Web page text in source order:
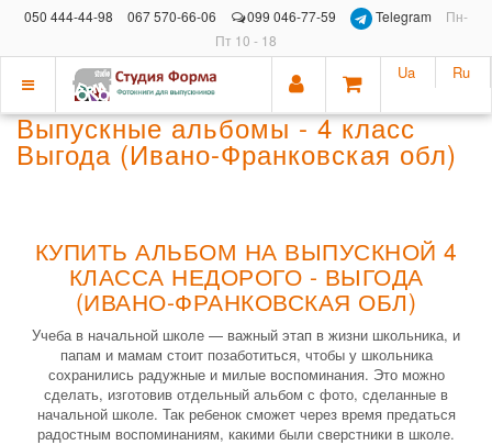
050 444-44-98 067 570-66-06 099 046-77-59 Telegram
Пн-
Пт 10 - 18
Показать
меню
Ua Ru
Выпускные альбомы - 4 класс
Выгода (Ивано-Франковская обл)
КУПИТЬ АЛЬБОМ НА ВЫПУСКНОЙ 4
КЛАССА НЕДОРОГО - ВЫГОДА
(ИВАНО-ФРАНКОВСКАЯ ОБЛ)
Учеба в начальной школе — важный этап в жизни школьника, и
папам и мамам стоит позаботиться, чтобы у школьника
сохранились радужные и милые воспоминания. Это можно
сделать, изготовив отдельный альбом с фото, сделанные в
начальной школе. Так ребенок сможет через время предаться
радостным воспоминаниям, какими были сверстники в школе.